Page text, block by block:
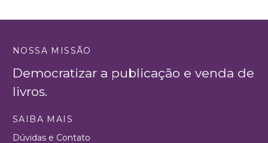
NOSSA MISSÃO
Democratizar a publicação e venda de
livros.
SAIBA MAIS
Dúvidas e Contato